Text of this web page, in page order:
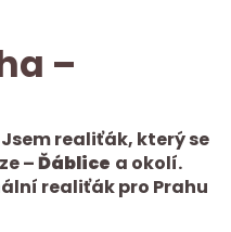
–
realiťák, který se
–Ďáblice a okolí.
realiťák pro Prahu